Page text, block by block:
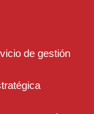
de gestión